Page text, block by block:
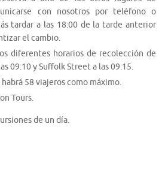
con nosotros por teléfono o
tardar a las 18:00 de la tarde anterior
el cambio.
diferentes horarios de recolección de
09:10 y Suffolk Street a las 09:15.
58 viajeros como máximo.
Tours.
de un día.